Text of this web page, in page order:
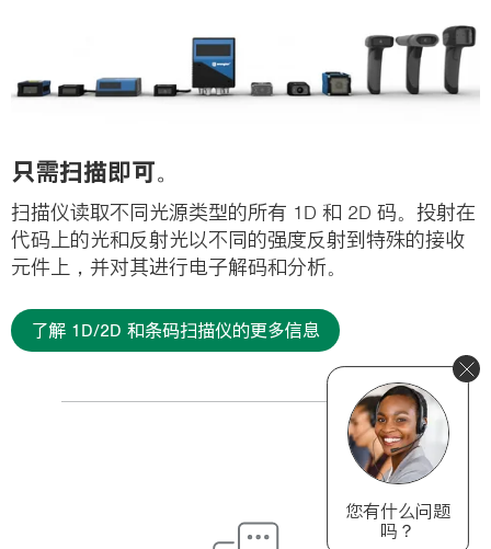
只需扫描即可。
扫描仪读取不同光源类型的所有 1D 和 2D 码。投射在
代码上的光和反射光以不同的强度反射到特殊的接收
元件上，并对其进行电子解码和分析。
了解 1D/2D 和条码扫描仪的更多信息
您有什么问题
吗？